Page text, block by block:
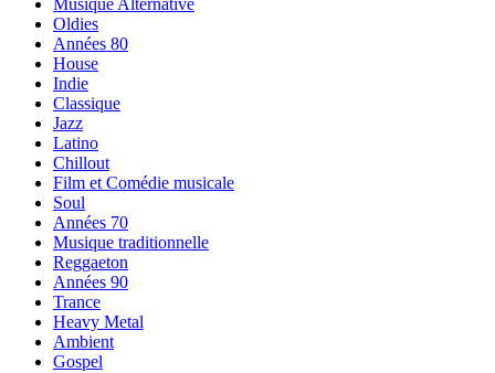
Musique Alternative
Oldies
Années 80
House
Indie
Classique
Jazz
Latino
Chillout
Film et Comédie musicale
Soul
Années 70
Musique traditionnelle
Reggaeton
Années 90
Trance
Heavy Metal
Ambient
Gospel